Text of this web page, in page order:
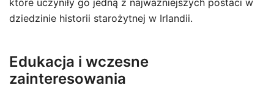
które uczyniły go jedną z najważniejszych postaci w
dziedzinie historii starożytnej w Irlandii.
Edukacja i wczesne
zainteresowania